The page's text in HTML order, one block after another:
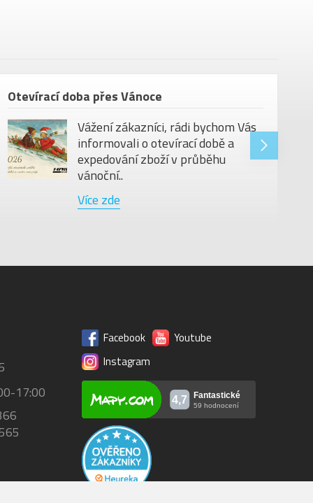
Otevírací doba přes Vánoce
Vážení zákazníci, rádi bychom Vás
informovali o otevírací době a
expedování zboží v průběhu
vánoční..
Více zde
17:00
Facebook
Youtube
Instagram